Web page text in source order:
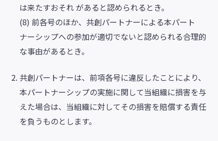
は来たすおそれ があると認められるとき。
(8) 前各号のほか、共創パートナーによる本パート
ナーシップへの参加が適切でないと認められる合理的
な事由があるとき。
共創パートナーは、前項各号に違反したことにより、
本パートナーシップの実施に関して当組織に損害を与
えた場合は、当組織に対してその損害を賠償する責任
を負うものとします。